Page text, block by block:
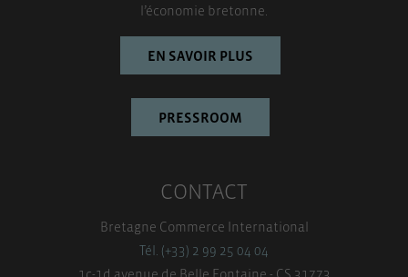
l’économie bretonne.
EN SAVOIR PLUS
PRESSROOM
CONTACT
Bretagne Commerce International
Tél. (+33) 2 99 25 04 04
1c-1d avenue de Belle Fontaine - CS 31773
TOUT ACCEPTER